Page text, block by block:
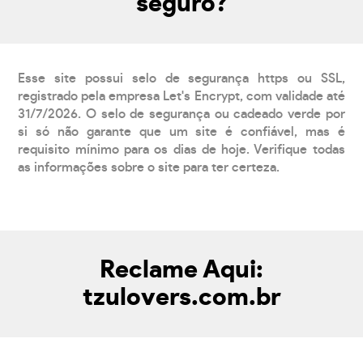
Esse site possui selo de segurança https ou SSL,
registrado pela empresa Let's Encrypt, com validade até
31/7/2026. O selo de segurança ou cadeado verde por
si só não garante que um site é confiável, mas é
requisito mínimo para os dias de hoje. Verifique todas
as informações sobre o site para ter certeza.
Reclame Aqui:
tzulovers.com.br